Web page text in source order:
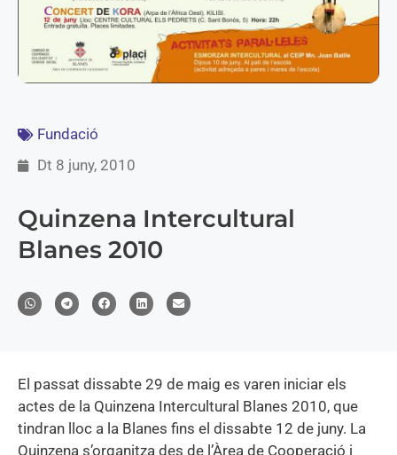
Fundació
Dt 8 juny, 2010
Quinzena Intercultural
Blanes 2010
El passat dissabte 29 de maig es varen iniciar els
actes de la Quinzena Intercultural Blanes 2010, que
tindran lloc a la Blanes fins el dissabte 12 de juny. La
Quinzena s’organitza des de l’Àrea de Cooperació i